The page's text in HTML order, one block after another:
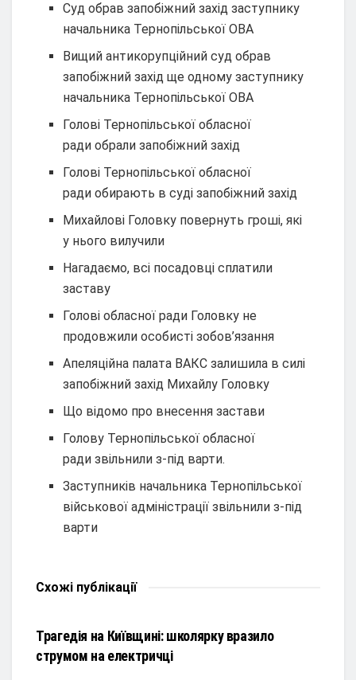
Суд обрав запобіжний захід заступнику
начальника Тернопільської ОВА
Вищий антикорупційний суд обрав
запобіжний захід ще одному заступнику
начальника Тернопільської ОВА
Голові Тернопільської обласної
ради обрали запобіжний захід
Голові Тернопільської обласної
ради обирають в суді запобіжний захід
Михайлові Головку повернуть гроші, які
у нього вилучили
Нагадаємо, всі посадовці сплатили
заставу
Голові обласної ради Головку не
продовжили особисті зобов’язання
Апеляційна палата ВАКС залишила в силі
запобіжний захід Михайлу Головку
Що відомо про внесення застави
Голову Тернопільської обласної
ради звільнили з-під варти.
Заступників начальника Тернопільської
військової адміністрації звільнили з-під
варти
Схожі публікації
Трагедія на Київщині: школярку вразило
струмом на електричці